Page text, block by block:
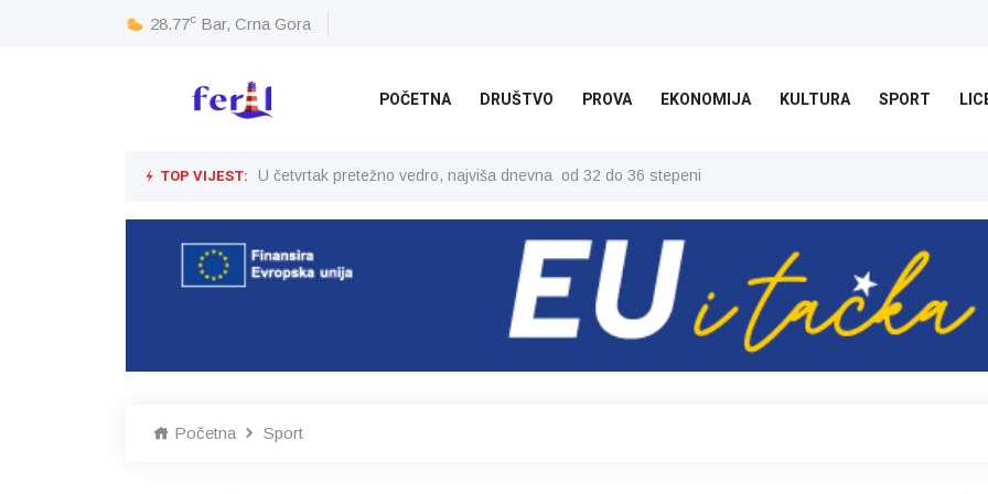
28.77c Bar, Crna Gora
POČETNA DRUŠTVO PROVA EKONOMIJA KULTURA SPORT
TOP VIJEST: U četvrtak pretežno vedro, najviša dnevna od 32 do 36 stepeni
Početna Sport